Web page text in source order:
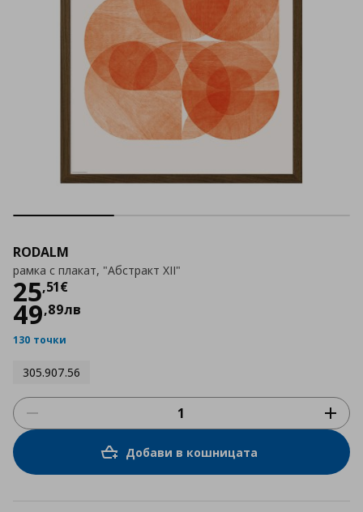
RODALM
рамка с плакат, "Абстракт XII"
25,51€
Цена
49,89лв
130 точки
305.907.56
Добави в кошницата